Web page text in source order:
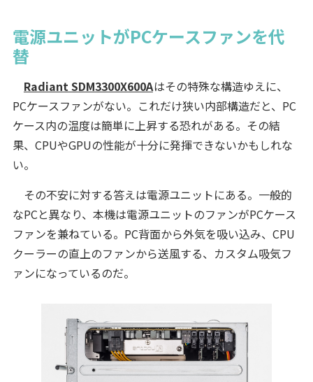
電源ユニットがPCケースファンを代
替
Radiant SDM3300X600Aはその特殊な構造ゆえに、
PCケースファンがない。これだけ狭い内部構造だと、PC
ケース内の温度は簡単に上昇する恐れがある。その結
果、CPUやGPUの性能が十分に発揮できないかもしれな
い。
その不安に対する答えは電源ユニットにある。一般的
なPCと異なり、本機は電源ユニットのファンがPCケース
ファンを兼ねている。PC背面から外気を吸い込み、CPU
クーラーの直上のファンから送風する、カスタム吸気フ
ァンになっているのだ。